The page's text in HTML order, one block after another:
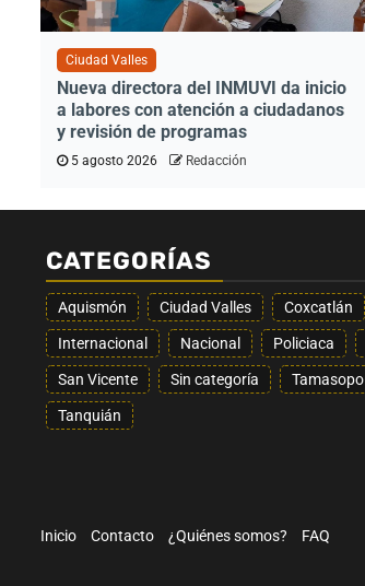
Ciudad Valles
Nueva directora del INMUVI da inicio
a labores con atención a ciudadanos
y revisión de programas
5 agosto 2026 Redacción
CATEGORÍAS
Aquismón Ciudad Valles Coxcatlán
Internacional Nacional Policiaca
San Vicente Sin categoría Tamasopo
Tanquián
Inicio Contacto ¿Quiénes somos? FAQ